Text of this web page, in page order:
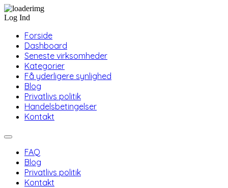
Log Ind
Forside
Dashboard
Seneste virksomheder
Kategorier
Få yderligere synlighed
Blog
Privatlivs politik
Handelsbetingelser
Kontakt
FAQ
Blog
Privatlivs politik
Kontakt